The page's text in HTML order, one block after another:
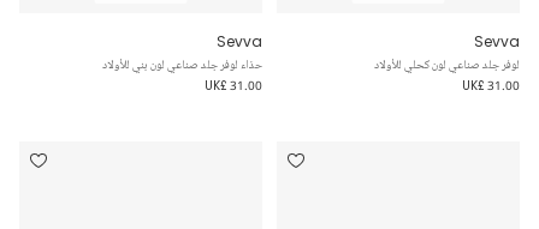
Sevva
لوفر جلد صناعي لون كحلي للأولاد
UK£ 31.00
Sevva
حذاء لوفر جلد صناعي لون بني للأولاد
UK£ 31.00